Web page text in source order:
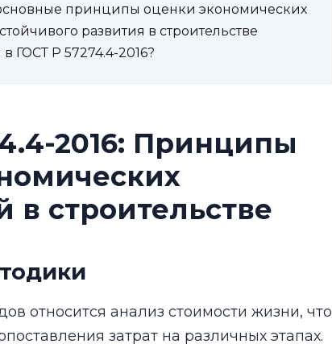
принципы оценки экономических
развития в строительстве
ГОСТ Р 57274.4-2016?
2016: Принципы
в строительстве
относится анализ стоимости жизни, что
затрат на различных этапах.